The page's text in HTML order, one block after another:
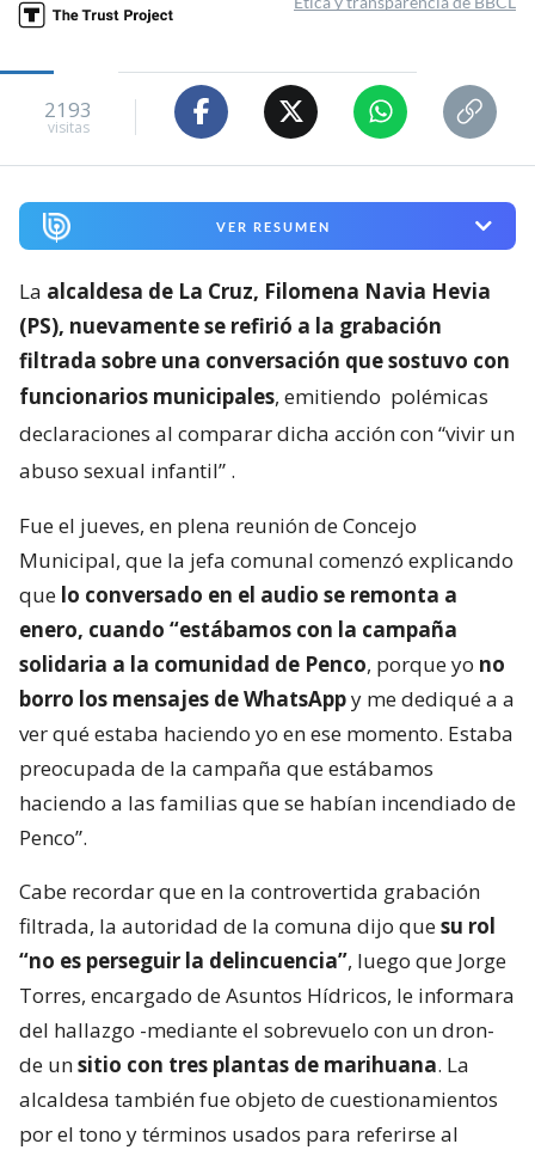
2193
visitas
VER RESUMEN
La alcaldesa de La Cruz, Filomena Navia Hevia
(PS), nuevamente se refirió a la grabación
filtrada sobre una conversación que sostuvo con
funcionarios municipales, emitiendo polémicas
declaraciones al comparar dicha acción con “vivir un
abuso sexual infantil” .
Fue el jueves, en plena reunión de Concejo
Municipal, que la jefa comunal comenzó explicando
que lo conversado en el audio se remonta a
enero, cuando “estábamos con la campaña
solidaria a la comunidad de Penco, porque yo no
borro los mensajes de WhatsAppy me dediqué a a
ver qué estaba haciendo yo en ese momento. Estaba
preocupada de la campaña que estábamos
haciendo a las familias que se habían incendiado de
Penco”.
Cabe recordar que en la controvertida grabación
filtrada, la autoridad de la comuna dijo quesu rol
“no es perseguir la delincuencia”, luego que Jorge
Torres, encargado de Asuntos Hídricos, le informara
del hallazgo -mediante el sobrevuelo con un dron-
de unsitio con tres plantas de marihuana. La
alcaldesa también fue objeto de cuestionamientos
por el tono y términos usados para referirse al